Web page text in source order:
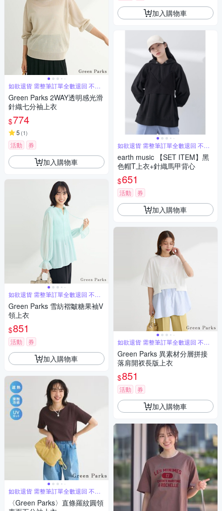
如欲退貨 需整筆訂單全數退回 不能
單退
Green Parks 2WAY透明感光滑
針織七分袖上衣
$774
5 (1)
活動 券
加入購物車
如欲退貨 需整筆訂單全數退回 不能
單退
Green Parks 雪紡褶皺糖果袖V
領上衣
$851
活動 券
加入購物車
如欲退貨 需整筆訂單全數退回 不能
單退
〈Green Parks〉直條羅紋圓領
加入購物車
如欲退貨 需整筆訂單全數退回 不能
單退
earth music 【SET ITEM】黑
色帽T上衣+針織馬甲背心
$651
活動 券
加入購物車
如欲退貨 需整筆訂單全數退回 不能
單退
Green Parks 異素材分層拼接
落肩開衩長版上衣
$851
活動 券
加入購物車